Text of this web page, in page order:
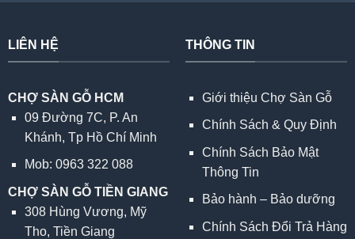
LIÊN HỆ
CHỢ SÀN GỖ HCM
09 Đường 7C, P. An
Khánh, Tp Hồ Chí Minh
Mob: 0963 322 088
CHỢ SÀN GỖ TIỀN GIANG
308 Hùng Vương, Mỹ
Tho, Tiền Giang
THÔNG TIN
Giới thiệu Chợ Sàn Gỗ
Chính Sách & Quy Định
Chính Sách Bảo Mật
Thông Tin
Bảo hành – Bảo dưỡng
Chính Sách Đổi Trả Hàng